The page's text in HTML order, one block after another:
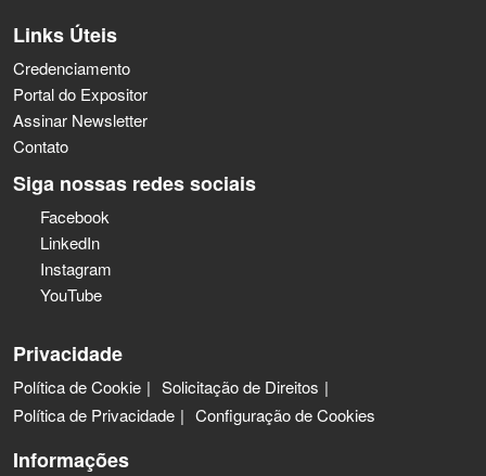
Links Úteis
Credenciamento
Portal do Expositor
Assinar Newsletter
Contato
Siga nossas redes sociais
Facebook
LinkedIn
Instagram
YouTube
Privacidade
Política de Cookie
Solicitação de Direitos
Política de Privacidade
Configuração de Cookies
Informações